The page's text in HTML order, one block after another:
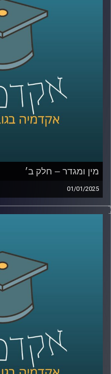
מין ומגדר – חלק ב׳
01/01/2025
לאחר שדיברנו על הסללה
המוחיים והפיזיים ועל איך
אז שוב איתנו כאן פרופ תמר
לפסיכולוגיה באוניברסיטת
AudioVersity